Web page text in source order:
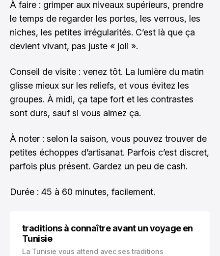
À faire : grimper aux niveaux supérieurs, prendre
le temps de regarder les portes, les verrous, les
niches, les petites irrégularités. C’est là que ça
devient vivant, pas juste « joli ».
Conseil de visite : venez tôt. La lumière du matin
glisse mieux sur les reliefs, et vous évitez les
groupes. À midi, ça tape fort et les contrastes
sont durs, sauf si vous aimez ça.
À noter : selon la saison, vous pouvez trouver de
petites échoppes d’artisanat. Parfois c’est discret,
parfois plus présent. Gardez un peu de cash.
Durée : 45 à 60 minutes, facilement.
traditions à connaître avant un voyage en
Tunisie
La Tunisie vous attend avec ses traditions